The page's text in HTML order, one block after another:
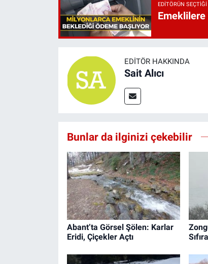
EDITÖRÜN SEÇTIĞI
EDITÖR HAKKINDA
Sait Alıcı
Bunlar da ilginizi çekebilir
Abant’ta Görsel Şölen: Karlar
Eridi, Çiçekler Açtı